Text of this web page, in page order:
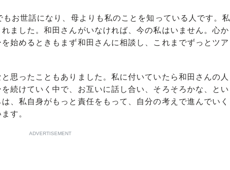
お世話になり、母よりも私のことを知っている人です。私
ました。和田さんがいなければ、今の私はいません。心か
始めるときもまず和田さんに相談し、これまでずっとツア
思ったこともありました。私に付いていたら和田さんの人
続けていく中で、お互いに話し合い、そろそろかな、とい
、私自身がもっと責任をもって、自分の考えで進んでいく
す。
ADVERTISEMENT